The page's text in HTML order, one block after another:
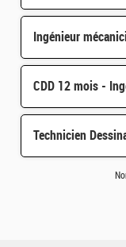
Ingénieur
Technicien